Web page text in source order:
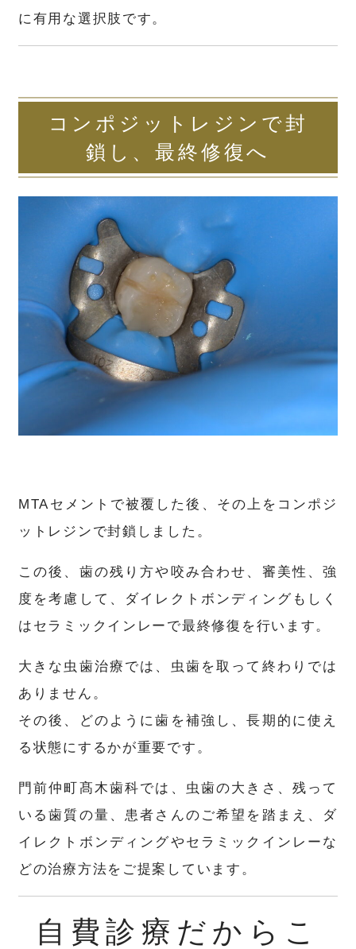
に有用な選択肢です。
コンポジットレジンで封
鎖し、最終修復へ
MTAセメントで被覆した後、その上をコンポジ
ットレジンで封鎖しました。
この後、歯の残り方や咬み合わせ、審美性、強
度を考慮して、ダイレクトボンディングもしく
はセラミックインレーで最終修復を行います。
大きな虫歯治療では、虫歯を取って終わりでは
ありません。
その後、どのように歯を補強し、長期的に使え
る状態にするかが重要です。
門前仲町髙木歯科では、虫歯の大きさ、残って
いる歯質の量、患者さんのご希望を踏まえ、ダ
イレクトボンディングやセラミックインレーな
どの治療方法をご提案しています。
自費診療だからこ